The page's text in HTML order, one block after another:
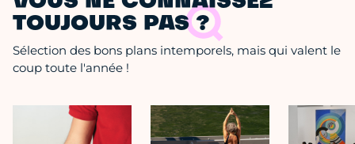
TOUJOURS PAS ?
Sélection des bons plans intemporels, mais qui valent le
coup toute l'année !